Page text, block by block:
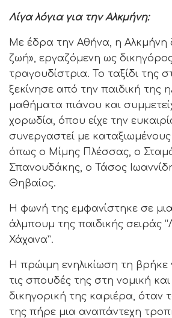
Λίγα λόγια για την Αλκμήνη:
Με έδρα την Αθήνα, η Αλκμήνη
ζωή», εργαζόμενη ως
τραγουδίστρια. Το ταξίδι της
ξεκίνησε από την παιδική της
μαθήματα πιάνου και
χορωδία, όπου είχε την
συνεργαστεί με καταξιωμένους
όπως ο Μίμης Πλέσσας, ο
Σπανουδάκης, ο Τάσος
Θηβαίος.
Η φωνή της εμφανίστηκε σε
άλμπουμ της παιδικής σειράς
Χάχανα”.
Η πρώιμη ενηλικίωση τη βρήκε
τις σπουδές της στη νομική
δικηγορική της καριέρα, όταν
της πήρε μια αναπάντεχη